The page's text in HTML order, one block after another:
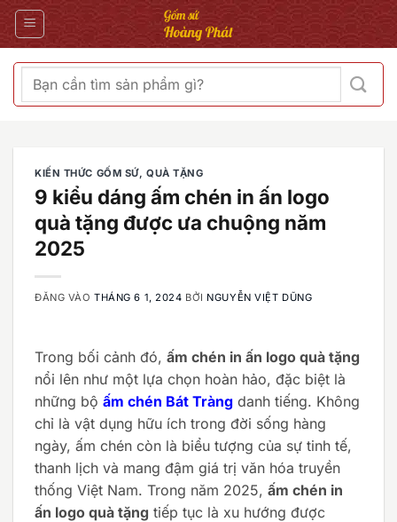
Bỏ
qua
Tìm
kiếm:
KIẾN THỨC GỐM SỨ, QUÀ TẶNG
9 kiểu dáng ấm chén in ấn logo
quà tặng được ưa chuộng năm
2025
ĐĂNG VÀOTHÁNG 6 1, 2024 BỞI NGUYỄN VIỆT DŨNG
Trong bối cảnh đó, ấm chén in ấn logo quà tặng
nổi lên như một lựa chọn hoàn hảo, đặc biệt là
những bộ ấm chén Bát Tràng danh tiếng. Không
chỉ là vật dụng hữu ích trong đời sống hàng
ngày, ấm chén còn là biểu tượng của sự tinh tế,
thanh lịch và mang đậm giá trị văn hóa truyền
thống Việt Nam. Trong năm 2025, ấm chén in
ấn logo quà tặng tiếp tục là xu hướng được